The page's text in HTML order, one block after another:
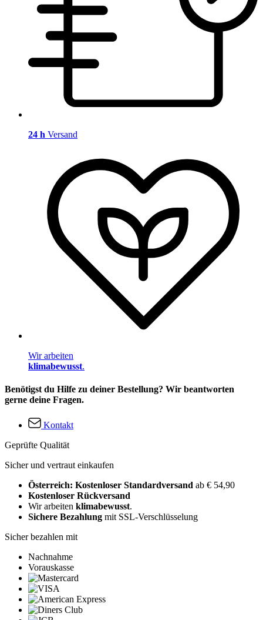
24 h Versand
Wir arbeiten
klimabewusst.
Benötigst du Hilfe zu deiner Bestellung? Wir beantworten
gerne deine Fragen.
Kontakt
Geprüfte Qualität
Sicher und vertraut einkaufen
Österreich: Kostenloser Standardversand ab € 54,90
Kostenloser Rückversand
Wir arbeiten klimabewusst.
Sichere Bezahlung mit SSL-Verschlüsselung
Sicher bezahlen mit
Nachnahme
Vorauskasse